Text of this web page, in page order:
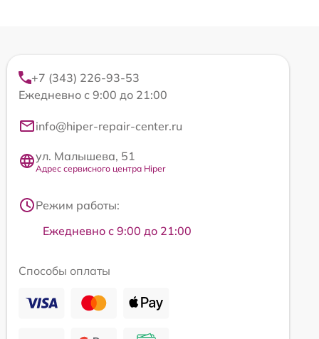
+7 (343) 226-93-53
Ежедневно с 9:00 до 21:00
info@hiper-repair-center.ru
ул. Малышева, 51
Адрес сервисного центра Hiper
Режим работы:
Ежедневно с 9:00 до 21:00
Способы оплаты